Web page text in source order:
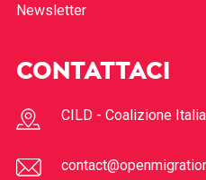
Newsletter
CONTATTACI
CILD - Coalizione